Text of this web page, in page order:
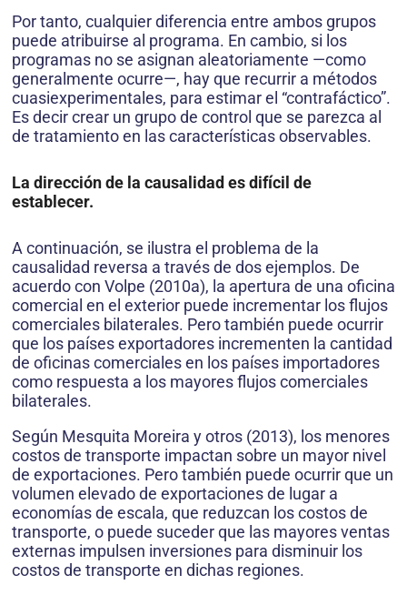
Por tanto, cualquier diferencia entre ambos grupos
puede atribuirse al programa. En cambio, si los
programas no se asignan aleatoriamente —como
generalmente ocurre—, hay que recurrir a métodos
cuasiexperimentales, para estimar el “contrafáctico”.
Es decir crear un grupo de control que se parezca al
de tratamiento en las características observables.
La dirección de la causalidad es difícil de
establecer.
A continuación, se ilustra el problema de la
causalidad reversa a través de dos ejemplos. De
acuerdo con Volpe (2010a), la apertura de una oficina
comercial en el exterior puede incrementar los flujos
comerciales bilaterales. Pero también puede ocurrir
que los países exportadores incrementen la cantidad
de oficinas comerciales en los países importadores
como respuesta a los mayores flujos comerciales
bilaterales.
Según Mesquita Moreira y otros (2013), los menores
costos de transporte impactan sobre un mayor nivel
de exportaciones. Pero también puede ocurrir que un
volumen elevado de exportaciones de lugar a
economías de escala, que reduzcan los costos de
transporte, o puede suceder que las mayores ventas
externas impulsen inversiones para disminuir los
costos de transporte en dichas regiones.